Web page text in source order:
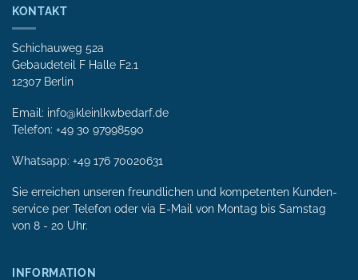
KONTAKT
Schichauweg 52a
Gebaudeteil F Halle F2.1
12307 Berlin
Email: info@kleinlkwbedarf.de
Telefon: +49 30 97998590
Whatsapp: +49 176 70020631
Sie erreichen unseren freundlichen und kompetenten Kunden­
service per Tele­fon oder via E-Mail von Mon­tag bis Samstag
von 8 - 20 Uhr.
INFORMATION